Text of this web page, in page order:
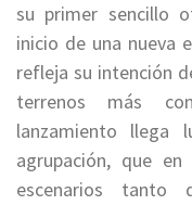
su primer sencillo
inicio de una nueva
refleja su intención
terrenos más
lanzamiento llega
agrupación, que
escenarios tanto